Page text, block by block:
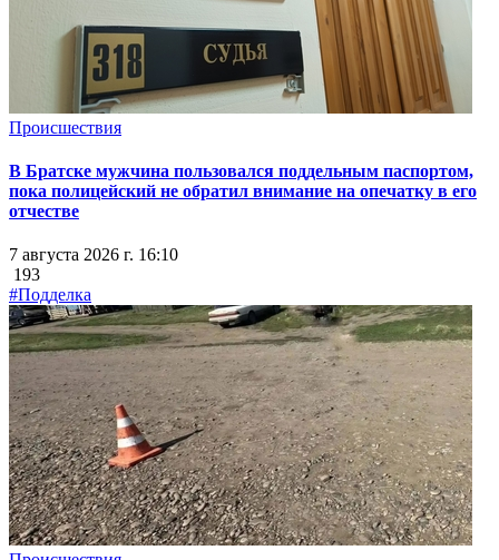
Происшествия
В Братске мужчина пользовался поддельным паспортом,
пока полицейский не обратил внимание на опечатку в его
отчестве
7 августа 2026 г. 16:10
193
#Подделка